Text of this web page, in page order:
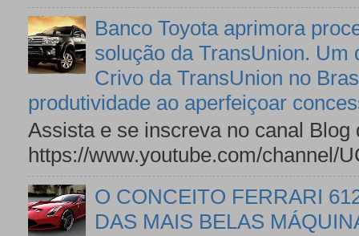
Banco Toyota aprimora
solução da TransUnion.
Crivo da TransUnion no
produtividade ao aperfeiçoar
Assista e se inscreva no canal
https://www.youtube.com/channel/
O CONCEITO FERRARI
DAS MAIS BELAS